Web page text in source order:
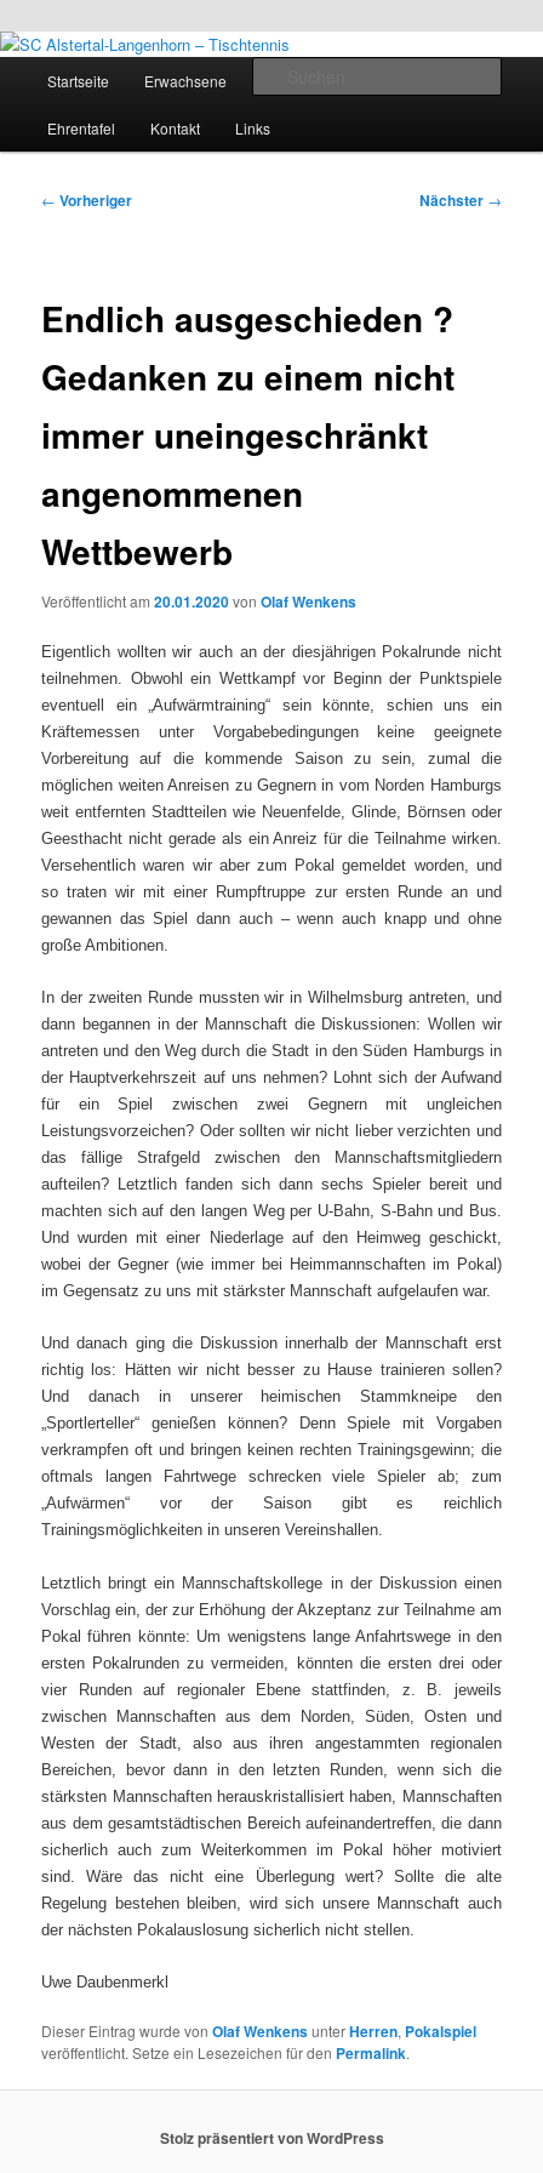
Zum
springen
Inhalt
springen
SC Alstertal-Langenhorn –
Tischtennis in Hamburgs Norden
Startseite Erwachsene
Ehrentafel Kontakt Links
Beitragsnavigation
← Vorheriger Nächster →
Endlich ausgeschieden ?
Gedanken zu einem nicht
immer uneingeschränkt
angenommenen
Wettbewerb
Veröffentlicht am20.01.2020vonOlaf Wenkens
Eigentlich wollten wir auch an der diesjährigen Pokalrunde nicht
teilnehmen. Obwohl ein Wettkampf vor Beginn der Punktspiele
eventuell ein „Aufwärmtraining“ sein könnte, schien uns ein
Kräftemessen unter Vorgabebedingungen keine geeignete
Vorbereitung auf die kommende Saison zu sein, zumal die
möglichen weiten Anreisen zu Gegnern in vom Norden Hamburgs
weit entfernten Stadtteilen wie Neuenfelde, Glinde, Börnsen oder
Geesthacht nicht gerade als ein Anreiz für die Teilnahme wirken.
Versehentlich waren wir aber zum Pokal gemeldet worden, und
so traten wir mit einer Rumpftruppe zur ersten Runde an und
gewannen das Spiel dann auch – wenn auch knapp und ohne
große Ambitionen.
In der zweiten Runde mussten wir in Wilhelmsburg antreten, und
dann begannen in der Mannschaft die Diskussionen: Wollen wir
antreten und den Weg durch die Stadt in den Süden Hamburgs in
der Hauptverkehrszeit auf uns nehmen? Lohnt sich der Aufwand
für ein Spiel zwischen zwei Gegnern mit ungleichen
Leistungsvorzeichen? Oder sollten wir nicht lieber verzichten und
das fällige Strafgeld zwischen den Mannschaftsmitgliedern
aufteilen? Letztlich fanden sich dann sechs Spieler bereit und
machten sich auf den langen Weg per U-Bahn, S-Bahn und Bus.
Und wurden mit einer Niederlage auf den Heimweg geschickt,
wobei der Gegner (wie immer bei Heimmannschaften im Pokal)
im Gegensatz zu uns mit stärkster Mannschaft aufgelaufen war.
Und danach ging die Diskussion innerhalb der Mannschaft erst
richtig los: Hätten wir nicht besser zu Hause trainieren sollen?
Und danach in unserer heimischen Stammkneipe den
„Sportlerteller“ genießen können? Denn Spiele mit Vorgaben
verkrampfen oft und bringen keinen rechten Trainingsgewinn; die
oftmals langen Fahrtwege schrecken viele Spieler ab; zum
„Aufwärmen“ vor der Saison gibt es reichlich
Trainingsmöglichkeiten in unseren Vereinshallen.
Letztlich bringt ein Mannschaftskollege in der Diskussion einen
Vorschlag ein, der zur Erhöhung der Akzeptanz zur Teilnahme am
Pokal führen könnte: Um wenigstens lange Anfahrtswege in den
ersten Pokalrunden zu vermeiden, könnten die ersten drei oder
vier Runden auf regionaler Ebene stattfinden, z. B. jeweils
zwischen Mannschaften aus dem Norden, Süden, Osten und
Westen der Stadt, also aus ihren angestammten regionalen
Bereichen, bevor dann in den letzten Runden, wenn sich die
stärksten Mannschaften herauskristallisiert haben, Mannschaften
aus dem gesamtstädtischen Bereich aufeinandertreffen, die dann
sicherlich auch zum Weiterkommen im Pokal höher motiviert
sind. Wäre das nicht eine Überlegung wert? Sollte die alte
Regelung bestehen bleiben, wird sich unsere Mannschaft auch
der nächsten Pokalauslosung sicherlich nicht stellen.
Uwe Daubenmerkl
Dieser Eintrag wurde vonOlaf WenkensunterHerren, Pokalspiel
veröffentlicht. Setze ein Lesezeichen für den Permalink.
Stolz präsentiert von WordPress